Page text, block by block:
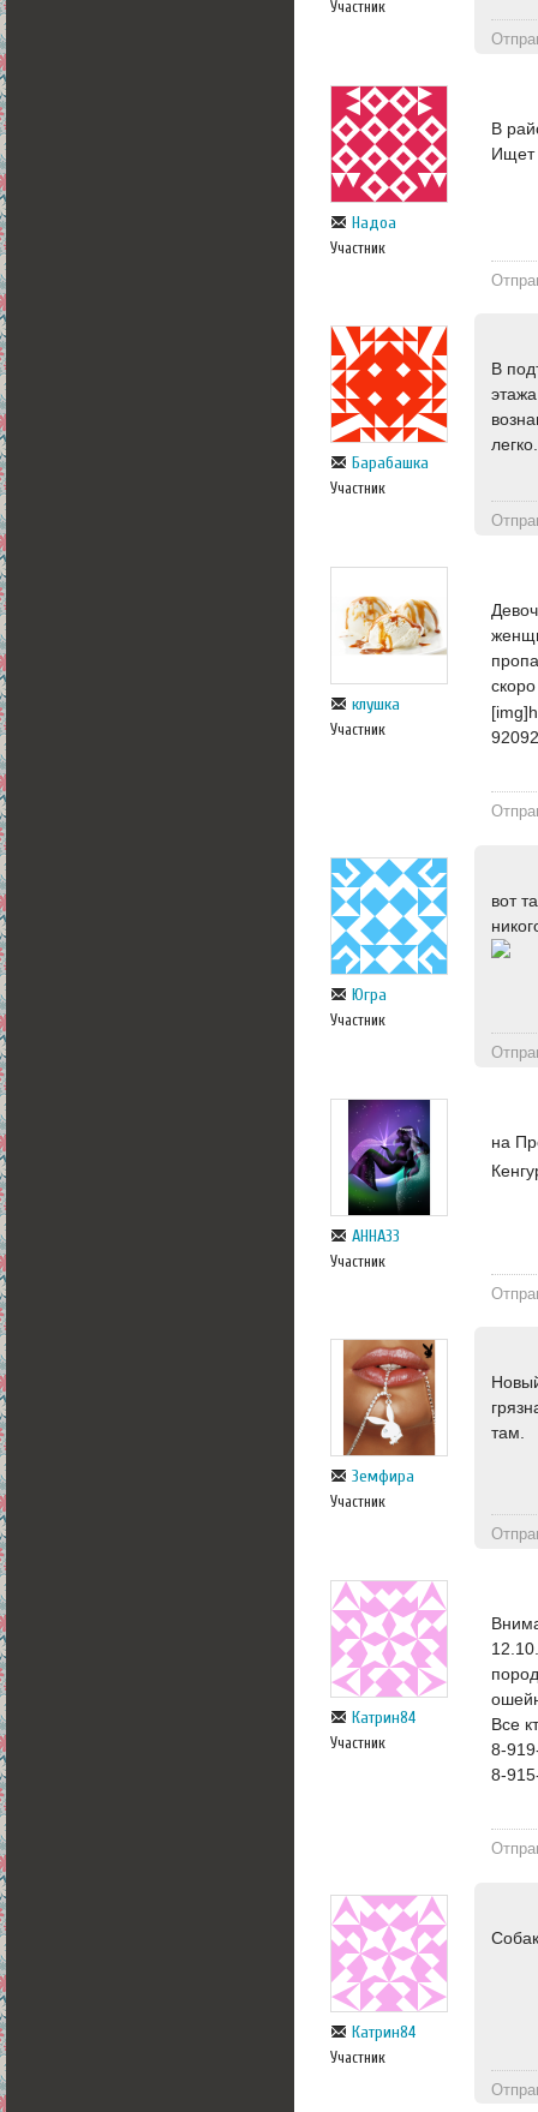
Участник
Надоа
Участник
В
Ищет
Барабашка
Участник
В
легко.
клушка
Участник
Югра
Участник
вот
АННА33
Участник
на
Земфира
Участник
там.
Катрин84
Участник
Все
8-
8-
Катрин84
Участник